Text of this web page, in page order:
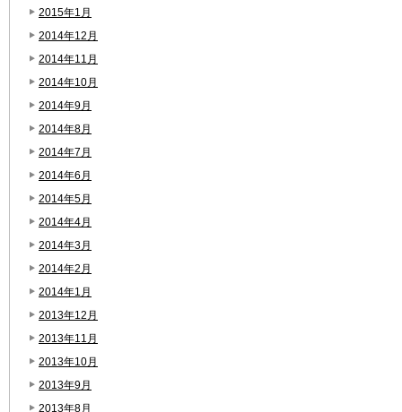
2015年1月
2014年12月
2014年11月
2014年10月
2014年9月
2014年8月
2014年7月
2014年6月
2014年5月
2014年4月
2014年3月
2014年2月
2014年1月
2013年12月
2013年11月
2013年10月
2013年9月
2013年8月